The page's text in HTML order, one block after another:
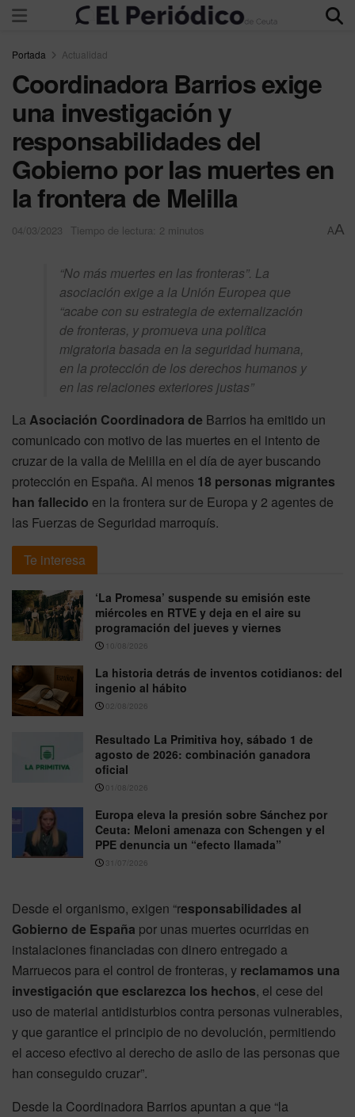
Portada Actualidad
Coordinadora Barrios exige
una investigación y
responsabilidades del
Gobierno por las muertes en
la frontera de Melilla
04/03/2023 Tiempo de lectura: 2 minutos AA
“No más muertes en las fronteras”. La
asociación exige a la Unión Europea que
“acabe con su estrategia de externalización
de fronteras, y promueva una política
migratoria basada en la seguridad humana,
en la protección de los derechos humanos y
en las relaciones exteriores justas”
LaAsociación Coordinadora de Barrios ha emitido un
comunicado con motivo de las muertes en el intento de
cruzar de la valla de Melilla en el día de ayer buscando
protección en España. Al menos 18 personas migrantes
han fallecido en la frontera sur de Europa y 2 agentes de
las Fuerzas de Seguridad marroquís.
Te interesa
‘La Promesa’ suspende su emisión este
miércoles en RTVE y deja en el aire su
programación del jueves y viernes
10/08/2026
La historia detrás de inventos cotidianos: del
ingenio al hábito
02/08/2026
Resultado La Primitiva hoy, sábado 1 de
agosto de 2026: combinación ganadora
oficial
01/08/2026
Europa eleva la presión sobre Sánchez por
Ceuta: Meloni amenaza con Schengen y el
PPE denuncia un “efecto llamada”
31/07/2026
Desde el organismo, exigen “responsabilidades al
Gobierno de España por unas muertes ocurridas en
instalaciones financiadas con dinero entregado a
Marruecos para el control de fronteras, y reclamamos una
investigación que esclarezca los hechos, el cese del
uso de material antidisturbios contra personas vulnerables,
y que garantice el principio de no devolución, permitiendo
el acceso efectivo al derecho de asilo de las personas que
han conseguido cruzar”.
Desde la Coordinadora Barrios apuntan a que “la